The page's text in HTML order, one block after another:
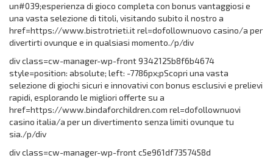
un#039;esperienza di gioco completa con bonus vantaggiosi e
una vasta selezione di titoli, visitando subito il nostro a
href=https://www.bistrotrieti.it rel=dofollownuovo casino/a per
divertirti ovunque e in qualsiasi momento./p/div
div class=cw-manager-wp-front 9342125b8f6b4674
style=position: absolute; left: -7786px;pScopri una vasta
selezione di giochi sicuri e innovativi con bonus esclusivi e prelievi
rapidi, esplorando le migliori offerte su a
href=https://www.bindaforchildren.com rel=dofollownuovi
casino italia/a per un divertimento senza limiti ovunque tu
sia./p/div
div class=cw-manager-wp-front c5e961df7357458d